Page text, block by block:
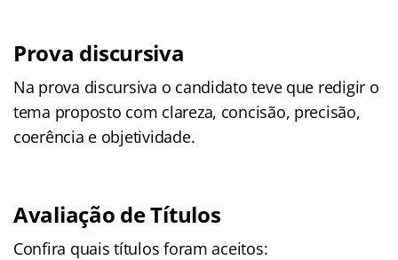
Prova discursiva
Na prova discursiva o candidato teve que redigir o
tema proposto com clareza, concisão, precisão,
coerência e objetividade.
Avaliação de Títulos
Confira quais títulos foram aceitos: